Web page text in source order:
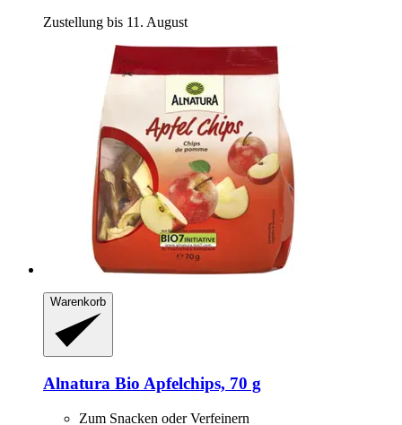
Zustellung bis 11. August
Warenkorb
Alnatura Bio Apfelchips, 70 g
Zum Snacken oder Verfeinern